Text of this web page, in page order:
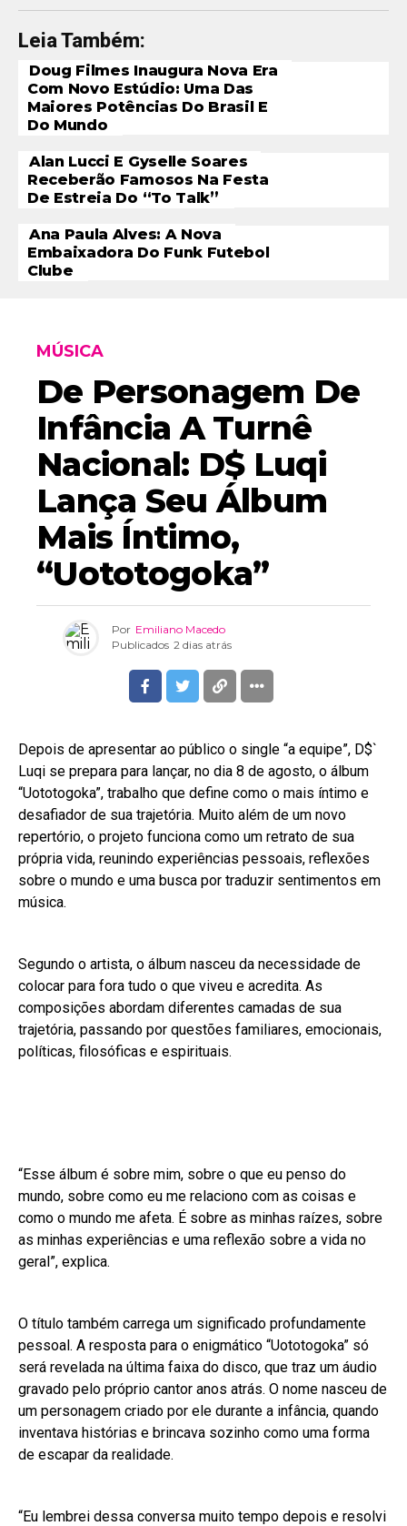
Leia Também:
Doug Filmes Inaugura Nova Era
Com Novo Estúdio: Uma Das
Maiores Potências Do Brasil E
Do Mundo
Alan Lucci E Gyselle Soares
Receberão Famosos Na Festa
De Estreia Do “To Talk”
Ana Paula Alves: A Nova
Embaixadora Do Funk Futebol
Clube
MÚSICA
De Personagem De
Infância A Turnê
Nacional: D$ Luqi
Lança Seu Álbum
Mais Íntimo,
“Uototogoka”
Por Emiliano Macedo
Publicados 2 dias atrás
Depois de apresentar ao público o single “a equipe”, D$`
Luqi se prepara para lançar, no dia 8 de agosto, o álbum
“Uototogoka”, trabalho que define como o mais íntimo e
desafiador de sua trajetória. Muito além de um novo
repertório, o projeto funciona como um retrato de sua
própria vida, reunindo experiências pessoais, reflexões
sobre o mundo e uma busca por traduzir sentimentos em
música.
Segundo o artista, o álbum nasceu da necessidade de
colocar para fora tudo o que viveu e acredita. As
composições abordam diferentes camadas de sua
trajetória, passando por questões familiares, emocionais,
políticas, filosóficas e espirituais.
“Esse álbum é sobre mim, sobre o que eu penso do
mundo, sobre como eu me relaciono com as coisas e
como o mundo me afeta. É sobre as minhas raízes, sobre
as minhas experiências e uma reflexão sobre a vida no
geral”, explica.
O título também carrega um significado profundamente
pessoal. A resposta para o enigmático “Uototogoka” só
será revelada na última faixa do disco, que traz um áudio
gravado pelo próprio cantor anos atrás. O nome nasceu de
um personagem criado por ele durante a infância, quando
inventava histórias e brincava sozinho como uma forma
de escapar da realidade.
“Eu lembrei dessa conversa muito tempo depois e resolvi